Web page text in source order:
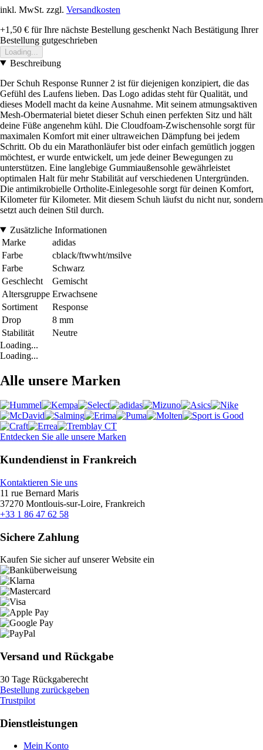
inkl. MwSt. zzgl. Versandkosten
+1,50 € für Ihre nächste Bestellung geschenkt Nach Bestätigung Ihrer
Bestellung gutgeschrieben
Loading...
Beschreibung
Der Schuh Response Runner 2 ist für diejenigen konzipiert, die das
Gefühl des Laufens lieben. Das Logo adidas steht für Qualität, und
dieses Modell macht da keine Ausnahme. Mit seinem atmungsaktiven
Mesh-Obermaterial bietet dieser Schuh einen perfekten Sitz und hält
deine Füße angenehm kühl. Die Cloudfoam-Zwischensohle sorgt für
maximalen Komfort mit einer ultraweichen Dämpfung bei jedem
Schritt. Ob du ein Marathonläufer bist oder einfach gemütlich joggen
möchtest, er wurde entwickelt, um jede deiner Bewegungen zu
unterstützen. Eine langlebige Gummiaußensohle gewährleistet
optimalen Halt für mehr Stabilität auf verschiedenen Untergründen.
Die antimikrobielle Ortholite-Einlegesohle sorgt für deinen Komfort,
Kilometer für Kilometer. Mit diesem Schuh läufst du nicht nur, sondern
setzt auch deinen Stil durch.
Zusätzliche Informationen
Marke
adidas
Farbe
cblack/ftwwht/msilve
Farbe
Schwarz
Geschlecht
Gemischt
Altersgruppe Erwachsene
Sortiment
Response
Drop
8 mm
Stabilität
Neutre
Loading...
Loading...
Alle unsere Marken
Entdecken Sie alle unsere Marken
Kundendienst in Frankreich
Kontaktieren Sie uns
11 rue Bernard Maris
37270 Montlouis-sur-Loire, Frankreich
+33 1 86 47 62 58
Sichere Zahlung
Kaufen Sie sicher auf unserer Website ein
Versand und Rückgabe
30 Tage Rückgaberecht
Bestellung zurückgeben
Trustpilot
Dienstleistungen
Mein Konto